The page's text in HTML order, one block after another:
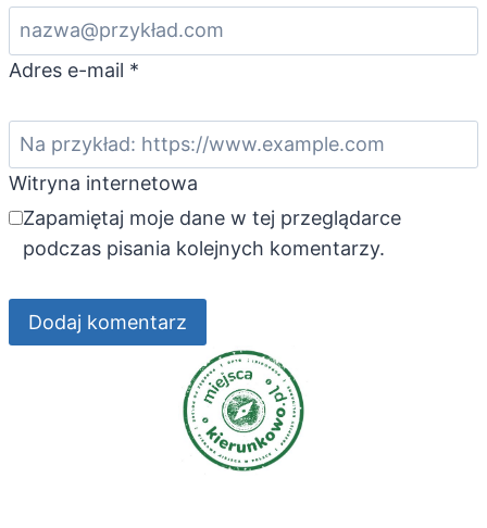
Adres e-mail *
Witryna internetowa
Zapamiętaj moje dane w tej przeglądarce
podczas pisania kolejnych komentarzy.